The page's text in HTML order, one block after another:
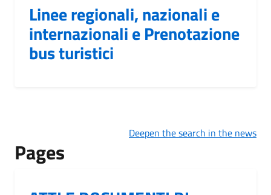
Linee regionali, nazionali e
internazionali e Prenotazione
bus turistici
Deepen the search in the news
Pages